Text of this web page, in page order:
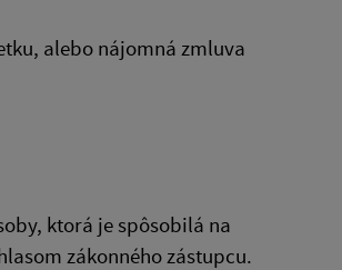
alebo nájomná zmluva
ktorá je spôsobilá na
zákonného zástupcu.